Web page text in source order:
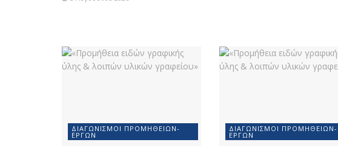
ΔΙΑΓΩΝΙΣΜΟΊ ΠΡΟΜΗΘΕΙΏΝ-
ΈΡΓΩΝ
ΔΙΑΓΩΝΙΣΜΟΊ ΠΡΟΜΗΘΕΙΏΝ-
ΈΡΓΩΝ